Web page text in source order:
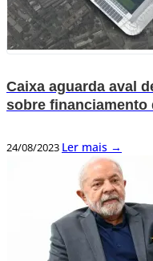
Caixa aguarda aval
sobre financiamento
24/08/2023 Ler mais →